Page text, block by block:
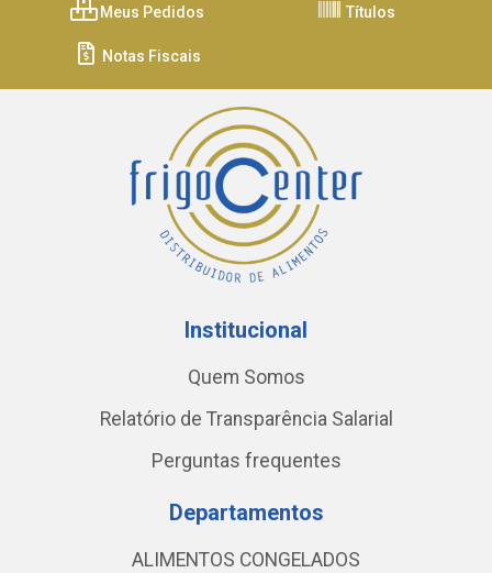
Meus Pedidos Títulos
Notas Fiscais
Institucional
Quem Somos
Relatório de Transparência Salarial
Perguntas frequentes
Departamentos
ALIMENTOS CONGELADOS